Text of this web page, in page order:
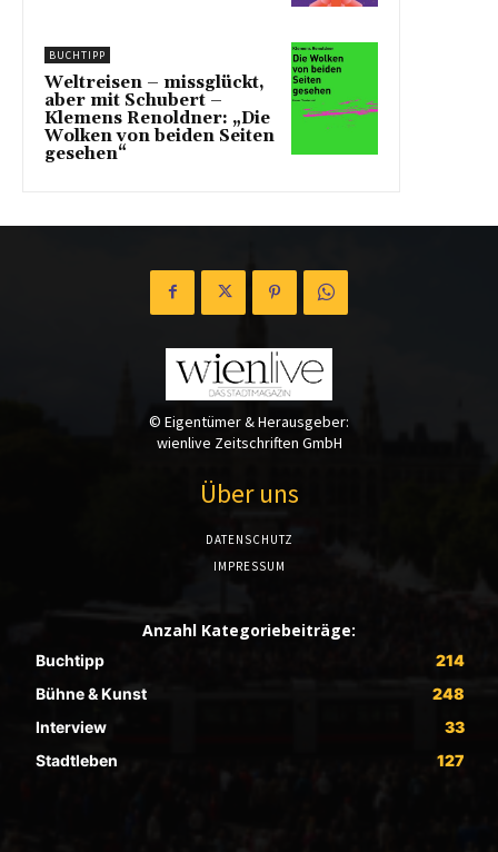
BUCHTIPP
Weltreisen – missglückt,
aber mit Schubert –
Klemens Renoldner: „Die
Wolken von beiden Seiten
gesehen“
© Eigentümer & Herausgeber:
wienlive Zeitschriften GmbH
Über uns
DATENSCHUTZ
IMPRESSUM
Anzahl Kategoriebeiträge:
Buchtipp
214
Bühne & Kunst
248
Interview
33
Stadtleben
127